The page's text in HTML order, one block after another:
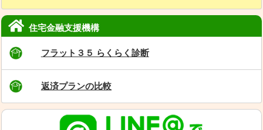
住宅金融支援機構
フラット３５ らくらく診断
返済プランの比較